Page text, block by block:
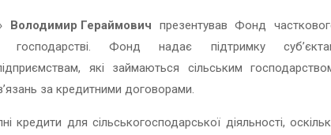
Володимир Гераймович презентував Фонд
господарстві. Фонд надає підтримку
які займаються сільським
за кредитними договорами.
кредити для сільськогосподарської діяльності,